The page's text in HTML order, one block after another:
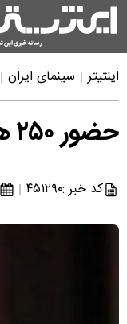
اینتیتر سینمای ایران
حضور ۲۵۰ هزار مخاطب در سینماهای کشور طی ماه فروردین | فروش ۲۴ میلیارد تومانی گیشه
کد خبر :۴۵۱۲۹۰